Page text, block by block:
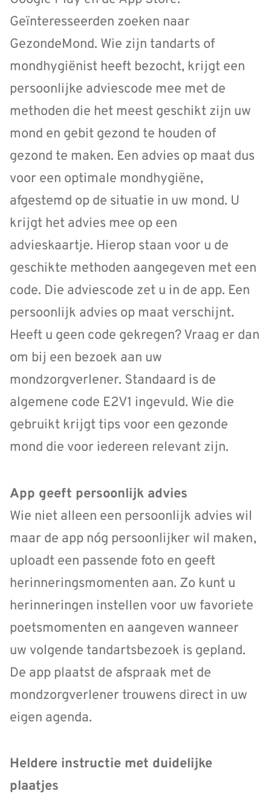
Geïnteresseerden zoeken naar
GezondeMond. Wie zijn tandarts of
mondhygiënist heeft bezocht, krijgt een
persoonlijke adviescode mee met de
methoden die het meest geschikt zijn uw
mond en gebit gezond te houden of
gezond te maken. Een advies op maat dus
voor een optimale mondhygiëne,
afgestemd op de situatie in uw mond. U
krijgt het advies mee op een
advieskaartje. Hierop staan voor u de
geschikte methoden aangegeven met een
code. Die adviescode zet u in de app. Een
persoonlijk advies op maat verschijnt.
Heeft u geen code gekregen? Vraag er dan
om bij een bezoek aan uw
mondzorgverlener. Standaard is de
algemene code E2V1 ingevuld. Wie die
gebruikt krijgt tips voor een gezonde
mond die voor iedereen relevant zijn.
App geeft persoonlijk advies
Wie niet alleen een persoonlijk advies wil
maar de app nóg persoonlijker wil maken,
uploadt een passende foto en geeft
herinneringsmomenten aan. Zo kunt u
herinneringen instellen voor uw favoriete
poetsmomenten en aangeven wanneer
uw volgende tandartsbezoek is gepland.
De app plaatst de afspraak met de
mondzorgverlener trouwens direct in uw
eigen agenda.
Heldere instructie met duidelijke
plaatjes